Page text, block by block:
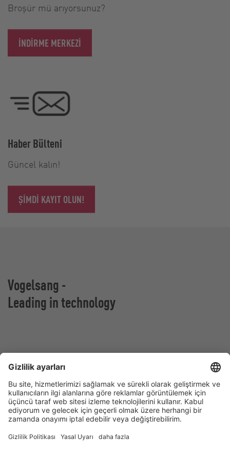
Broşür mü arıyorsunuz?
İNDIRME MERKEZI
Haber Bülteni
Güncel kalın!
ŞIMDI KAYIT OLUN!
Vogelsang -
Leading in technology
Holthoege 10-14
49632 Essen (Oldenburg)
Almanya